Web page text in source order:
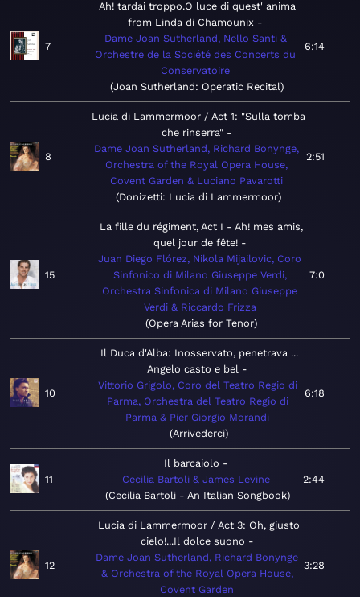
7
Ah! tardai troppo.O luce di quest' anima
from Linda di Chamounix
Dame Joan Sutherland, Nello Santi &
Orchestre de la Société des Concerts du
Conservatoire
Joan Sutherland: Operatic Recital
6:14
8
Lucia di Lammermoor / Act 1: "Sulla tomba
che rinserra"
Dame Joan Sutherland, Richard Bonynge,
Orchestra of the Royal Opera House,
Covent Garden & Luciano Pavarotti
Donizetti: Lucia di Lammermoor
2:51
15
La fille du régiment, Act I - Ah! mes amis,
quel jour de fête!
Juan Diego Flórez, Nikola Mijailovic, Coro
Sinfonico di Milano Giuseppe Verdi,
Orchestra Sinfonica di Milano Giuseppe
Verdi & Riccardo Frizza
Opera Arias for Tenor
7:0
10
Il Duca d'Alba: Inosservato, penetrava ...
Angelo casto e bel
Vittorio Grigolo, Coro del Teatro Regio di
Parma, Orchestra del Teatro Regio di
Parma & Pier Giorgio Morandi
Arrivederci
6:18
11
Il barcaiolo
Cecilia Bartoli & James Levine
Cecilia Bartoli - An Italian Songbook
2:44
12
Lucia di Lammermoor / Act 3: Oh, giusto
cielo!...Il dolce suono
Dame Joan Sutherland, Richard Bonynge
& Orchestra of the Royal Opera House,
Covent Garden
3:28